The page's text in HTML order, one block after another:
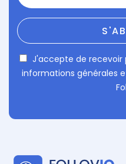
J'accepte de recevoir
informations générales